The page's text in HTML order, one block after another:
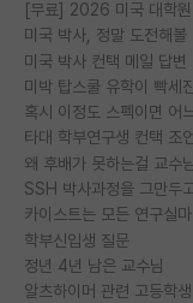
미국 박사, 정말 도전해볼
미국 박사 컨택 메일 답변
미박 탑스쿨 유학이 빡세
혹시 이정도 스펙이면 어
타대 학부연구생 컨택 조
카이스트는 모든 연구실
학부신입생 질문
정년 4년 남은 교수님
알츠하이머 관련 고등학